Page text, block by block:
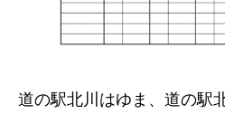
道の駅北川はゆま、道の駅